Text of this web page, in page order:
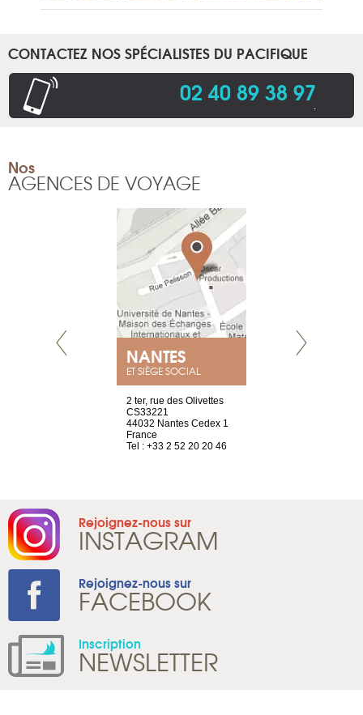
CONTACTEZ NOS SPÉCIALISTES DU PACIFIQUE
02 40 89 38 97.
Nos
AGENCES DE VOYAGE
NANTES
ET SIÈGE SOCIAL
2 ter, rue des Olivettes
CS33221
44032 Nantes Cedex 1
France
Tel : +33 2 52 20 20 46
Rejoignez-nous sur
INSTAGRAM
Rejoignez-nous sur
FACEBOOK
Inscription
NEWSLETTER